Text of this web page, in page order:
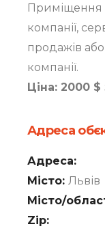
Приміщення
компанії,
продажів
компанії.
Ціна: 2000 $
Адреса
Адреса:
Місто: Львів
Місто/
Zip: